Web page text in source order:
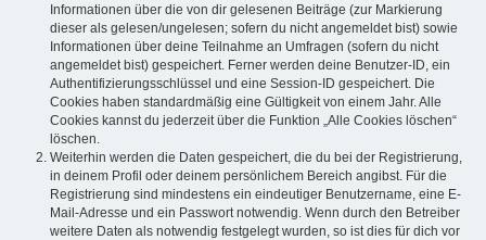
Informationen über die von dir gelesenen Beiträge (zur Markierung
dieser als gelesen/ungelesen; sofern du nicht angemeldet bist) sowie
Informationen über deine Teilnahme an Umfragen (sofern du nicht
angemeldet bist) gespeichert. Ferner werden deine Benutzer-ID, ein
Authentifizierungsschlüssel und eine Session-ID gespeichert. Die
Cookies haben standardmäßig eine Gültigkeit von einem Jahr. Alle
Cookies kannst du jederzeit über die Funktion „Alle Cookies löschen“
löschen.
Weiterhin werden die Daten gespeichert, die du bei der Registrierung,
in deinem Profil oder deinem persönlichem Bereich angibst. Für die
Registrierung sind mindestens ein eindeutiger Benutzername, eine E-
Mail-Adresse und ein Passwort notwendig. Wenn durch den Betreiber
weitere Daten als notwendig festgelegt wurden, so ist dies für dich vor